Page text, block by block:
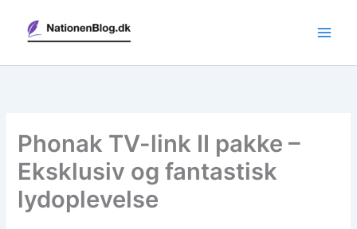
indholdet
Phonak TV-link II pakke –
Eksklusiv og fantastisk
lydoplevelse